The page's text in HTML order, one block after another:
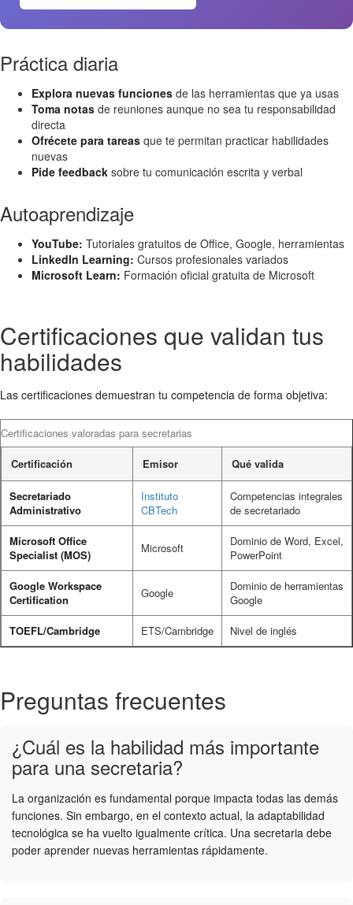
Práctica diaria
Explora nuevas funciones de las herramientas que ya usas
Toma notas de reuniones aunque no sea tu responsabilidad
directa
Ofrécete para tareas que te permitan practicar habilidades
nuevas
Pide feedback sobre tu comunicación escrita y verbal
Autoaprendizaje
YouTube: Tutoriales gratuitos de Office, Google, herramientas
LinkedIn Learning: Cursos profesionales variados
Microsoft Learn: Formación oficial gratuita de Microsoft
Certificaciones que validan tus
habilidades
Las certificaciones demuestran tu competencia de forma objetiva:
Certificaciones valoradas para secretarias
Certificación Emisor Qué valida
Secretariado
Administrativo
Instituto
CBTech
Competencias integrales
de secretariado
Microsoft Office
Specialist (MOS)
Microsoft
Dominio de Word, Excel,
PowerPoint
Google Workspace
Certification
Google
Dominio de herramientas
Google
TOEFL/Cambridge ETS/Cambridge Nivel de inglés
Preguntas frecuentes
¿Cuál es la habilidad más importante
para una secretaria?
La organización es fundamental porque impacta todas las demás
funciones. Sin embargo, en el contexto actual, la adaptabilidad
tecnológica se ha vuelto igualmente crítica. Una secretaria debe
poder aprender nuevas herramientas rápidamente.